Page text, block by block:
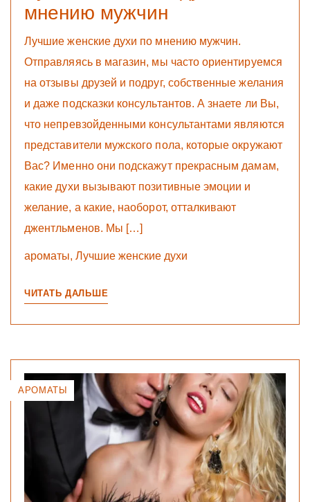
мнению мужчин
Лучшие женские духи по мнению мужчин.
Отправляясь в магазин, мы часто ориентируемся
на отзывы друзей и подруг, собственные желания
и даже подсказки консультантов. А знаете ли Вы,
что непревзойденными консультантами являются
представители мужского пола, которые окружают
Вас? Именно они подскажут прекрасным дамам,
какие духи вызывают позитивные эмоции и
желание, а какие, наоборот, отталкивают
джентльменов. Мы […]
ароматы, Лучшие женские духи
ЧИТАТЬ ДАЛЬШЕ
АРОМАТЫ